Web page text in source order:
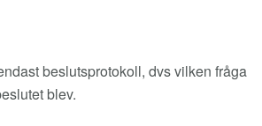
beslutsprotokoll, dvs vilken fråga
blev.